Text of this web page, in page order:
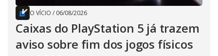
O VÍCIO / 06/08/2026
Caixas do PlayStation 5 já trazem
aviso sobre fim dos jogos físicos